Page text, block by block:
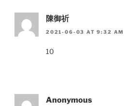
陳御祈
2021-06-03 AT 9:32 AM
10
Anonymous